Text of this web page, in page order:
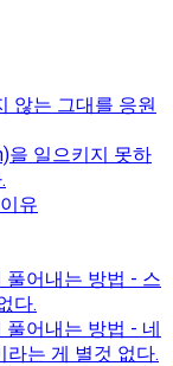
않는 그대를 응원
을 일으키지 못하
유
어내는 방법 - 스
다.
어내는 방법 - 네
라는 게 별것 없다.